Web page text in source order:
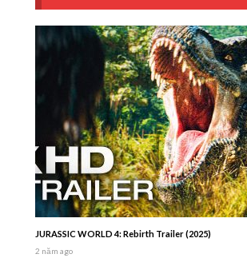
JURASSIC WORLD 4: Rebirth Trailer (2025)
2 năm ago